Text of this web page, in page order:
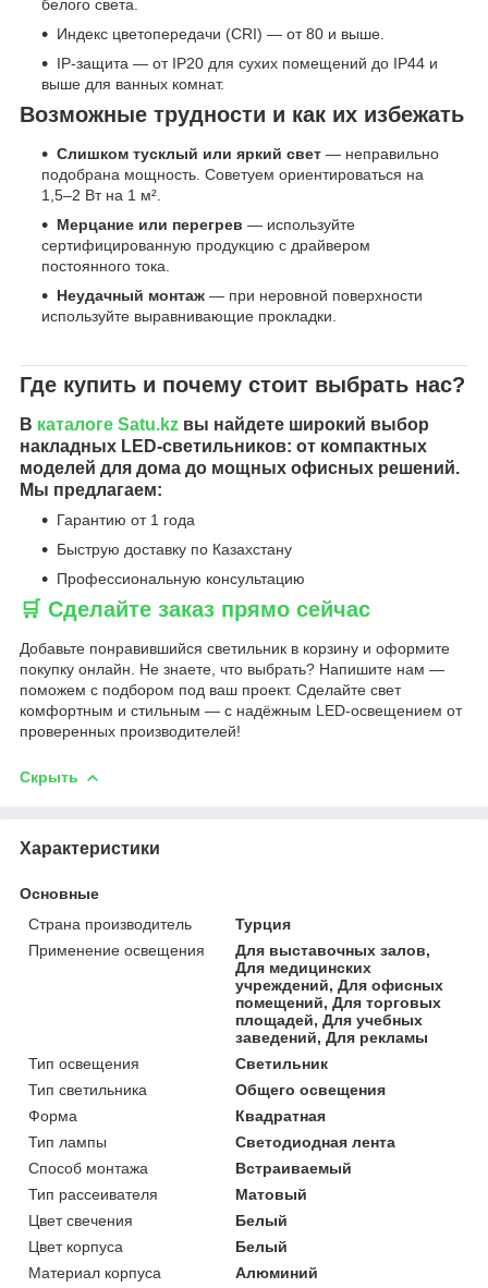
белого света.
Индекс цветопередачи (CRI) — от 80 и выше.
IP-защита — от IP20 для сухих помещений до IP44 и
выше для ванных комнат.
Возможные трудности и как их избежать
Слишком тусклый или яркий свет — неправильно
подобрана мощность. Советуем ориентироваться на
1,5–2 Вт на 1 м².
Мерцание или перегрев — используйте
сертифицированную продукцию с драйвером
постоянного тока.
Неудачный монтаж — при неровной поверхности
используйте выравнивающие прокладки.
Где купить и почему стоит выбрать нас?
В каталоге Satu.kz вы найдете широкий выбор
накладных LED-светильников: от компактных
моделей для дома до мощных офисных решений.
Мы предлагаем:
Гарантию от 1 года
Быструю доставку по Казахстану
Профессиональную консультацию
🛒 Сделайте заказ прямо сейчас
Добавьте понравившийся светильник в корзину и оформите
покупку онлайн. Не знаете, что выбрать? Напишите нам —
поможем с подбором под ваш проект. Сделайте свет
комфортным и стильным — с надёжным LED-освещением от
проверенных производителей!
Скрыть
Характеристики
Основные
Страна производитель
Турция
Применение освещения
Для выставочных залов,
Для медицинских
учреждений, Для офисных
помещений, Для торговых
площадей, Для учебных
заведений, Для рекламы
Тип освещения
Светильник
Тип светильника
Общего освещения
Форма
Квадратная
Тип лампы
Светодиодная лента
Способ монтажа
Встраиваемый
Тип рассеивателя
Матовый
Цвет свечения
Белый
Цвет корпуса
Белый
Материал корпуса
Алюминий